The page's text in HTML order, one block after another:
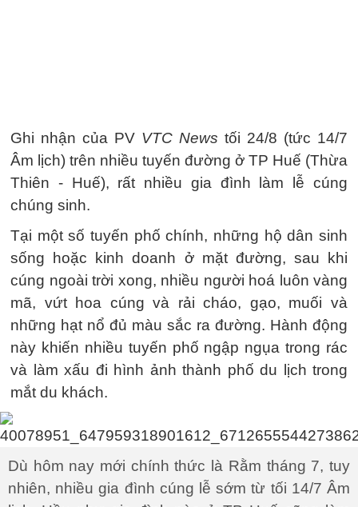
Ghi nhận của PV VTC News tối 24/8 (tức 14/7
Âm lịch) trên nhiều tuyến đường ở TP Huế (Thừa
Thiên - Huế), rất nhiều gia đình làm lễ cúng
chúng sinh.
Tại một số tuyến phố chính, những hộ dân sinh
sống hoặc kinh doanh ở mặt đường, sau khi
cúng ngoài trời xong, nhiều người hoá luôn vàng
mã, vứt hoa cúng và rải cháo, gạo, muối và
những hạt nổ đủ màu sắc ra đường. Hành động
này khiến nhiều tuyến phố ngập ngụa trong rác
và làm xấu đi hình ảnh thành phố du lịch trong
mắt du khách.
Dù hôm nay mới chính thức là Rằm tháng 7, tuy
nhiên, nhiều gia đình cúng lễ sớm từ tối 14/7 Âm